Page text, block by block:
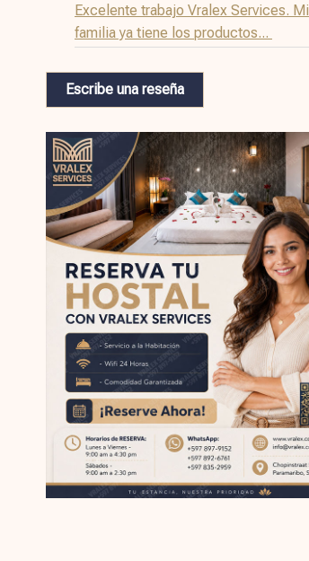
Excelente trabajo Vralex Services. Mi
familia ya tiene los productos...
Escribe una reseña